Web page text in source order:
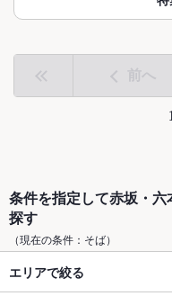
前へ
条件を指定して赤坂・
探す
（現在の条件：そば）
エリアで絞る